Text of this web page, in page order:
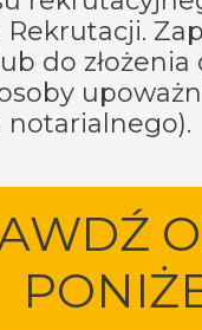
do
notarialnego).